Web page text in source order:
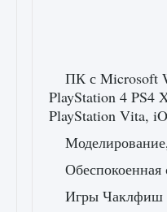
ПК с Microsoft
PlayStation 4 PS4
PlayStation Vita,
Обеспокоенная
Игры Чаклфиш